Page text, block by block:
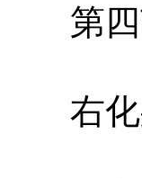
第四
右化